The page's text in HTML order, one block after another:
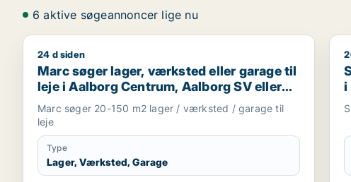
6 aktive søgeannoncer lige nu
Marc søger lager, værksted eller garage til leje i Aalborg
24 d siden
Marc søger lager, værksted eller garage til
leje i Aalborg Centrum, Aalborg SV eller
Aalborg SØ m.fl.
Marc søger 20-150 m2 lager / værksted / garage til
leje
Type
Lager, Værksted, Garage
i